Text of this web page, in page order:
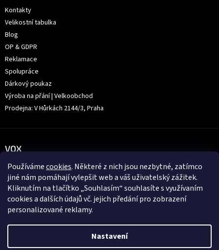
Používámecookies. Některé z nich jsou nezbytné, zatímco
jiné nám pomáhají vylepšit web a váš uživatelský zážitek.
Kliknutím na tlačítko „Souhlasím“ souhlasíte s využívaním
cookies a dalších údajů vč. jejich předání pro zobrazení
personalizované reklamy.
Nastavení
Kontakty
Velikostní tabulka
Blog
OP & GDPR
Reklamace
Spolupráce
Dárkový poukaz
Výroba na přání | Velkoobchod
Prodejna: V Hůrkách 2144/3, Praha
VOX